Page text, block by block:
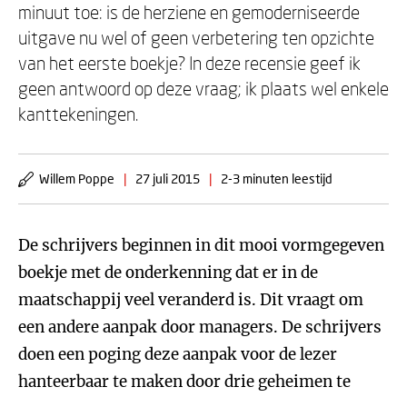
minuut toe: is de herziene en gemoderniseerde
uitgave nu wel of geen verbetering ten opzichte
van het eerste boekje? In deze recensie geef ik
geen antwoord op deze vraag; ik plaats wel enkele
kanttekeningen.
Willem Poppe | 27 juli 2015 | 2-3 minuten leestijd
De schrijvers beginnen in dit mooi vormgegeven
boekje met de onderkenning dat er in de
maatschappij veel veranderd is. Dit vraagt om
een andere aanpak door managers. De schrijvers
doen een poging deze aanpak voor de lezer
hanteerbaar te maken door drie geheimen te